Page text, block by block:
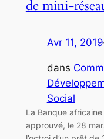
de mini-
Avr 11, 2019
dans
Social
La Banque
approuvé, le 28